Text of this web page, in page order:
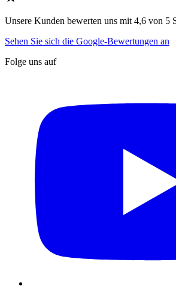
Unsere Kunden bewerten uns mit 4,6 von 5
Sehen Sie sich die Google-Bewertungen an
Folge uns auf